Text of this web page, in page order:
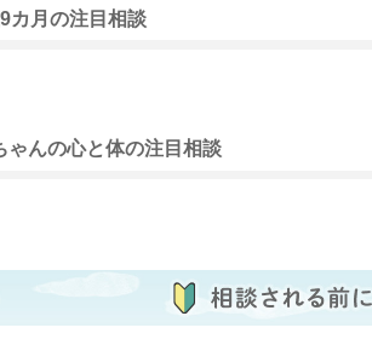
カ月の注目相談
も
ゃんの心と体の注目相談
も